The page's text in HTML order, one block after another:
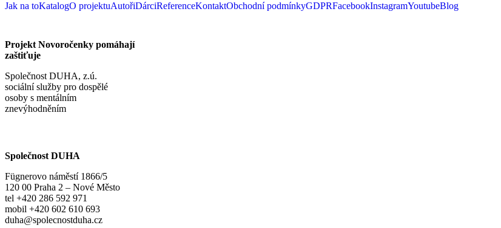
Jak na toKatalogO projektuAutořiDárciReferenceKontaktObchodní podmínkyGDPRFacebookInstagramYoutubeBlog
Projekt Novoročenky pomáhají
zaštiťuje
Společnost DUHA, z.ú.
sociální služby pro dospělé
osoby s mentálním
znevýhodněním
Společnost DUHA
Fügnerovo náměstí 1866/5
120 00 Praha 2 – Nové Město
tel +420 286 592 971
mobil +420 602 610 693
duha@spolecnostduha.cz